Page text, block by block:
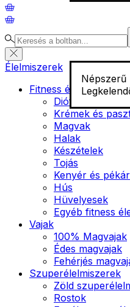
Népszerű
Élelmiszerek
Fitness élelmiszer
Diófélék
Krémek és
Magvak
Halak
Készételek
Tojás
Kenyér és
Hús
Hüvelyesek
Egyéb fitness
Vajak
100% Magvajak
Édes magvajak
Fehérjés
Szuperélelmiszerek
Zöld
Rostok